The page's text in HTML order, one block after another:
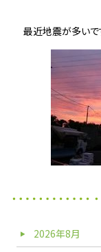
最近地震が多いで
2026年8月